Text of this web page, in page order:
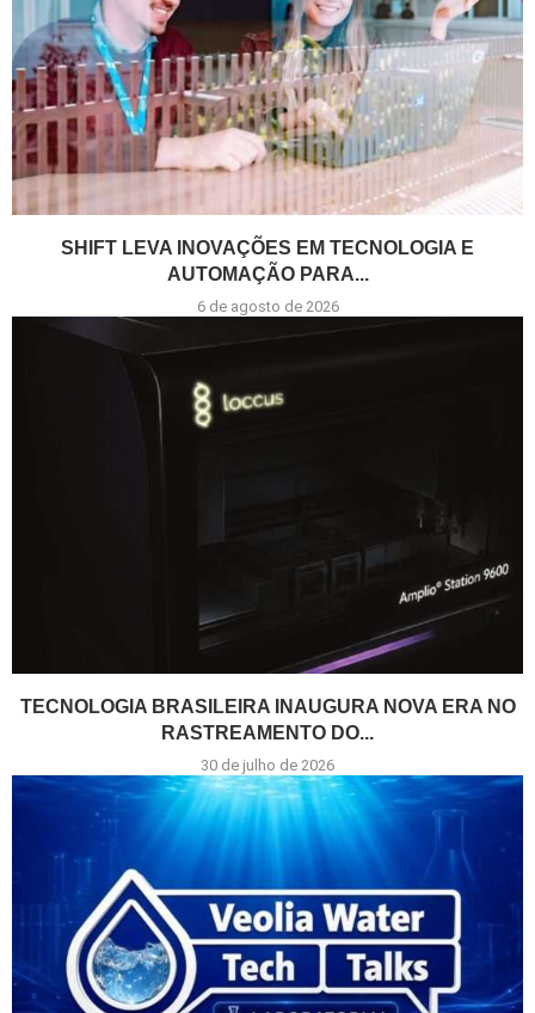
SHIFT LEVA INOVAÇÕES EM TECNOLOGIA E
AUTOMAÇÃO PARA...
6 de agosto de 2026
TECNOLOGIA BRASILEIRA INAUGURA NOVA ERA NO
RASTREAMENTO DO...
30 de julho de 2026